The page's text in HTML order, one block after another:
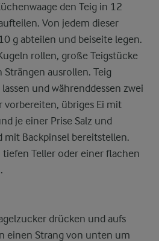
den Teig in 12
Von jedem dieser
g abteilen und beiseite legen.
rollen, große Teigstücke
ausrollen. Teig
und währenddessen zwei
vorbereiten, übriges Ei mit
je einer Prise Salz und
Backpinsel bereitstellen.
Teller oder einer flachen
drücken und aufs
einen Strang von unten um